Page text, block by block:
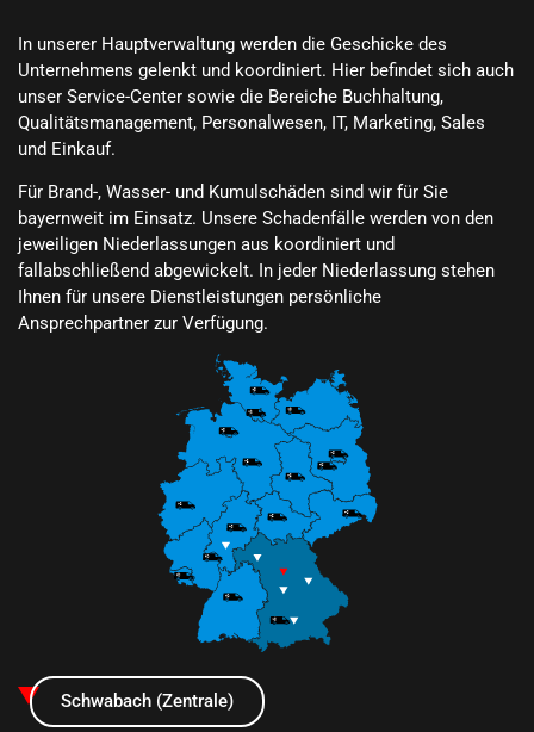
In unserer Hauptverwaltung werden die Geschicke des
Unternehmens gelenkt und koordiniert. Hier befindet sich auch
unser Service-Center sowie die Bereiche Buchhaltung,
Qualitätsmanagement, Personalwesen, IT, Marketing, Sales
und Einkauf.
Für Brand-, Wasser- und Kumulschäden sind wir für Sie
bayernweit im Einsatz. Unsere Schadenfälle werden von den
jeweiligen Niederlassungen aus koordiniert und
fallabschließend abgewickelt. In jeder Niederlassung stehen
Ihnen für unsere Dienstleistungen persönliche
Ansprechpartner zur Verfügung.
Schwabach (Zentrale)